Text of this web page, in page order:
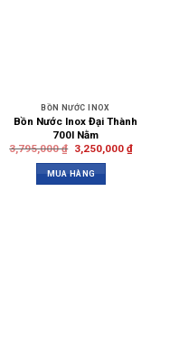
BỒN NƯỚC INOX
Bồn Nước Inox Đại Thành
700l Nằm
3,795,000₫ 3,250,000 ₫
MUA HÀNG